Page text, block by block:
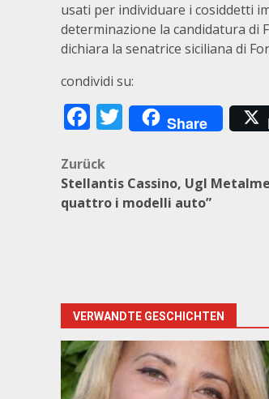
usati per individuare i cosiddetti
determinazione la candidatura di
dichiara la senatrice siciliana di
condividi su:
Facebook
Twitter
Share
Beitragsnavigation
Zurück
Stellantis Cassino, Ugl
quattro i modelli auto”
VERWANDTE GESCHICHTEN